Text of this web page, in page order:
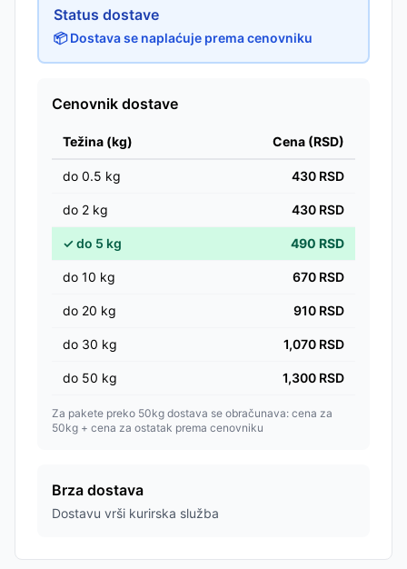
Status dostave
📦 Dostava se naplaćuje prema cenovniku
Cenovnik dostave
Težina (kg) Cena (RSD)
do 0.5 kg 430 RSD
do 2 kg 430 RSD
✓do 5 kg 490 RSD
do 10 kg 670 RSD
do 20 kg 910 RSD
do 30 kg 1,070 RSD
do 50 kg 1,300 RSD
Za pakete preko 50kg dostava se obračunava: cena za
50kg + cena za ostatak prema cenovniku
Brza dostava
Dostavu vrši kurirska služba